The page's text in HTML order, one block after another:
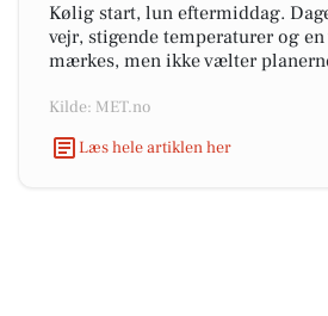
Kølig start, lun eftermiddag.
vejr, stigende temperaturer og
mærkes, men ikke vælter
Kilde: MET.no
Læs hele artiklen her